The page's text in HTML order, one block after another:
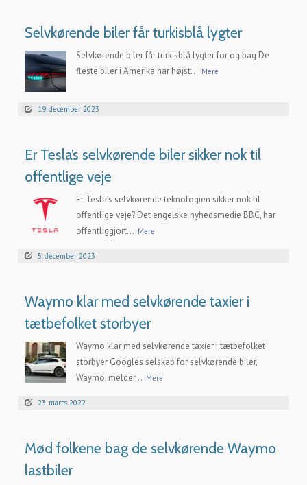
Selvkørende biler får turkisblå lygter
Selvkørende biler får turkisblå lygter for og bag De
fleste biler i Amerika har højst... Mere
19. december 2023
Er Tesla’s selvkørende biler sikker nok til
offentlige veje
Er Tesla’s selvkørende teknologien sikker nok til
offentlige veje? Det engelske nyhedsmedie BBC, har
offentliggjort... Mere
5. december 2023
Waymo klar med selvkørende taxier i
tætbefolket storbyer
Waymo klar med selvkørende taxier i tætbefolket
storbyer Googles selskab for selvkørende biler,
Waymo, melder... Mere
23. marts 2022
Mød folkene bag de selvkørende Waymo
lastbiler